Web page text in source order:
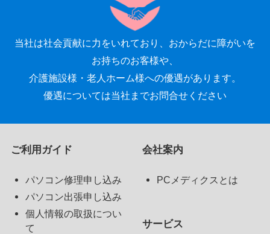
当社は社会貢献に力をいれており、おからだに障がいを
お持ちのお客様や、
介護施設様・老人ホーム様への優遇があります。
優遇については当社までお問合せください
ご利用ガイド
パソコン修理申し込み
パソコン出張申し込み
個人情報の取扱につい
て
会社案内
PCメディクスとは
サービス